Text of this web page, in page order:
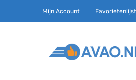
Mijn Account Favorietenlijst